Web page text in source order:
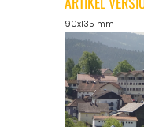
90x135 mm